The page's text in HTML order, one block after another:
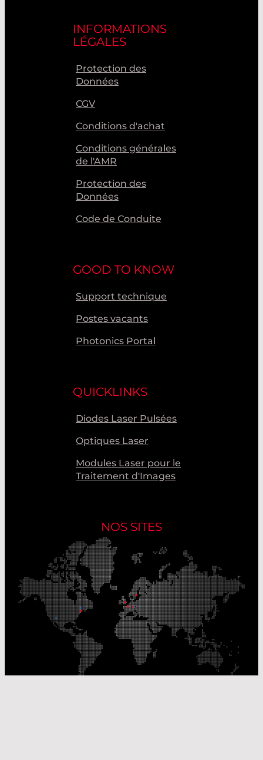
INFORMATIONS
LÉGALES
Protection des
Données
CGV
Conditions d'achat
Conditions générales
de l'AMR
Protection des
Données
Code de Conduite
GOOD TO KNOW
Support technique
Postes vacants
Photonics Portal
QUICKLINKS
Diodes Laser Pulsées
Optiques Laser
Modules Laser pour le
Traitement d'Images
NOS SITES